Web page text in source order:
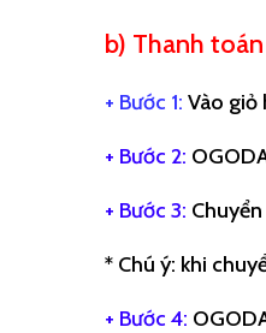
b) Thanh
+ Bước 1: Vào giỏ
+ Bước 2:
+ Bước 3:
* Chú ý: khi
+ Bước 4: